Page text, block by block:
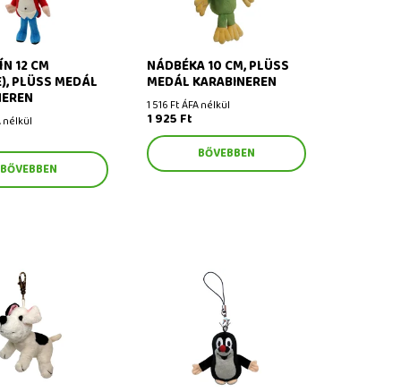
12 CM
PLÜSS MEDÁL
nélkül
BŐVEBBEN
NÁDBÉKA 10 CM, PLÜSS
MEDÁL KARABINEREN
1 516 Ft ÁFA nélkül
1 925 Ft
BŐVEBBEN
plüss medál Vakond 6 cm, mini medál